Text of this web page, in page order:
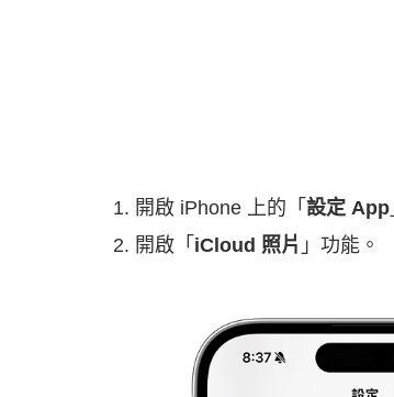
開啟 iPhone 上的「 設定 App
開啟「 iCloud 照片 」功能。